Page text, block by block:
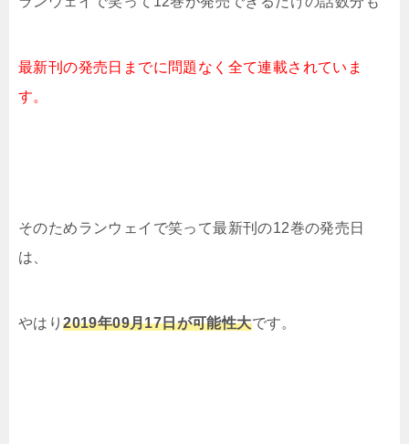
最新刊の発売日までに問題なく 全て連載されていま
す。
そのためランウェイで笑って最新刊の12巻の発売日
は、
やはり2019年09月17日が可能性大です。